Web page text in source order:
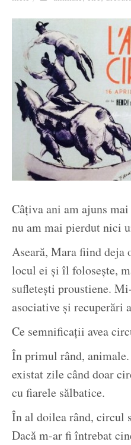
Câțiva ani am ajuns
nu am mai pierdut nici
Aseară, Mara fiind deja
locul ei și îl folosește,
sufletești proustiene.
asociative și recuperări
Ce semnificații avea
În primul rând,
existat zile când doar
cu fiarele sălbatice.
În al doilea rând, circul
Dacă m-ar fi întrebat